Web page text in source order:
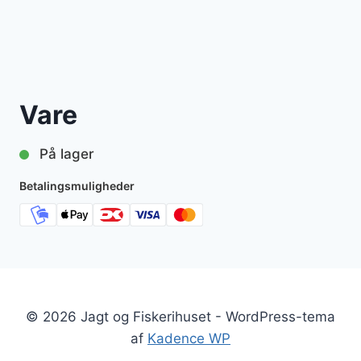
Vare
På lager
Betalingsmuligheder
© 2026 Jagt og Fiskerihuset - WordPress-tema
af Kadence WP